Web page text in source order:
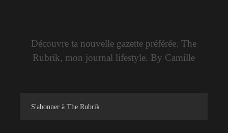
Découvre ta nouvelle gazette préférée. The
Rubrik, mon journal lifestyle. By Camille